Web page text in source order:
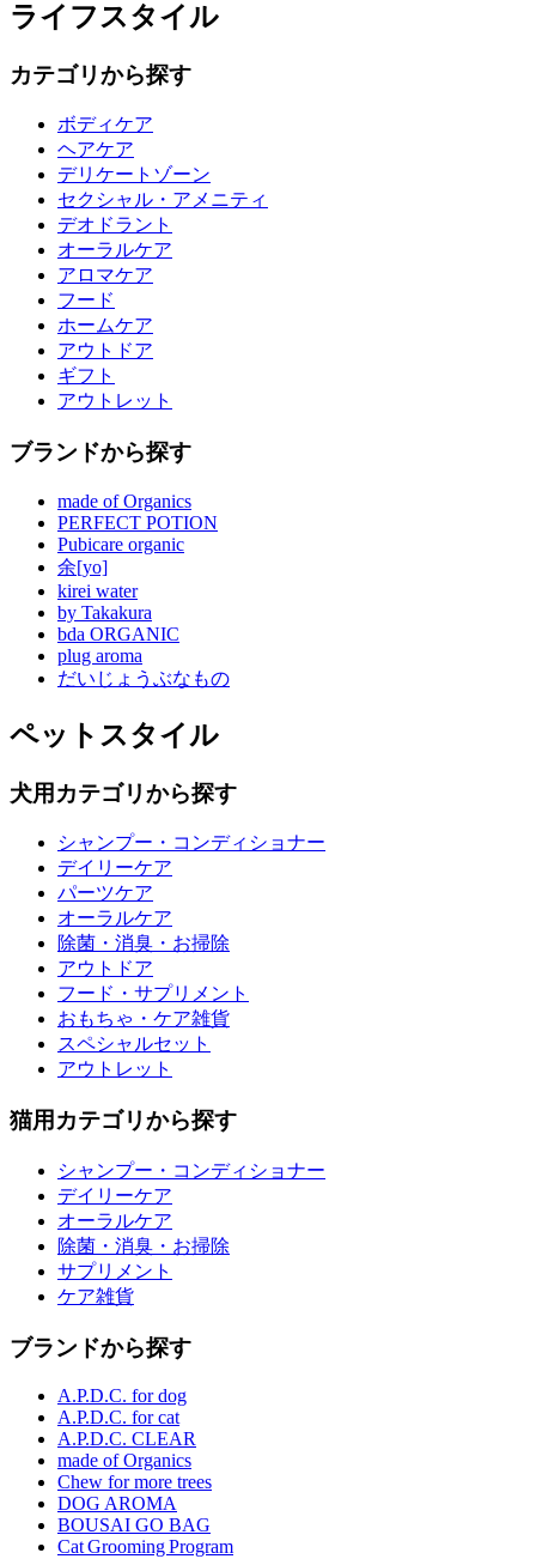
ライフスタイル
カテゴリから探す
ボディケア
ヘアケア
デリケートゾーン
セクシャル・アメニティ
デオドラント
オーラルケア
アロマケア
フード
ホームケア
アウトドア
ギフト
アウトレット
ブランドから探す
made of Organics
PERFECT POTION
Pubicare organic
余[yo]
kirei water
by Takakura
bda ORGANIC
plug aroma
だいじょうぶなもの
ペットスタイル
犬用カテゴリから探す
シャンプー・コンディショナー
デイリーケア
パーツケア
オーラルケア
除菌・消臭・お掃除
アウトドア
フード・サプリメント
おもちゃ・ケア雑貨
スペシャルセット
アウトレット
猫用カテゴリから探す
シャンプー・コンディショナー
デイリーケア
オーラルケア
除菌・消臭・お掃除
サプリメント
ケア雑貨
ブランドから探す
A.P.D.C. for dog
A.P.D.C. for cat
A.P.D.C. CLEAR
made of Organics
Chew for more trees
DOG AROMA
BOUSAI GO BAG
Cat Grooming Program